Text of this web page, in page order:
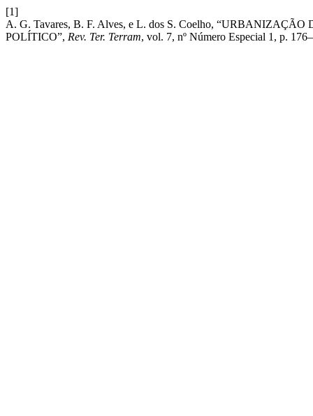
[1]
A. G. Tavares, B. F. Alves, e L. dos S. Coelho,
POLÍTICO”, Rev. Ter. Terram, vol. 7, nº Número Especial 1, p.